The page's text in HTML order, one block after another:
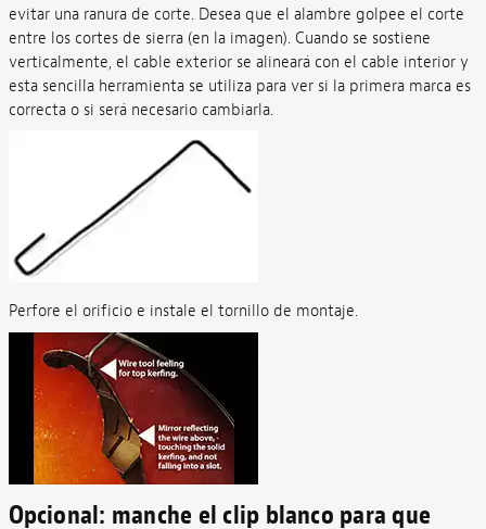
evitar una ranura de corte. Desea que el alambre golpee el corte
entre los cortes de sierra (en la imagen). Cuando se sostiene
verticalmente, el cable exterior se alineará con el cable interior y
esta sencilla herramienta se utiliza para ver si la primera marca es
correcta o si será necesario cambiarla.
Perfore el orificio e instale el tornillo de montaje.
Opcional: manche el clip blanco para que